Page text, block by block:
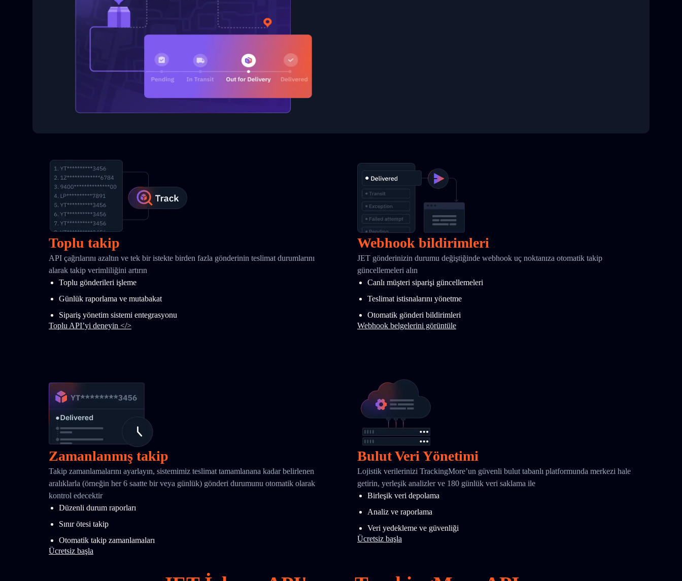
Toplu takip
API çağrılarını azaltın ve tek bir istekte birden fazla gönderinin teslimat durumlarını
alarak takip verimliliğini artırın
Toplu gönderileri işleme
Günlük raporlama ve mutabakat
Sipariş yönetim sistemi entegrasyonu
Toplu API’yi deneyin </>
Webhook bildirimleri
JET gönderinizin durumu değiştiğinde webhook uç noktanıza otomatik takip
güncellemeleri alın
Canlı müşteri siparişi güncellemeleri
Teslimat istisnalarını yönetme
Otomatik gönderi bildirimleri
Webhook belgelerini görüntüle
Zamanlanmış takip
Takip zamanlamalarını ayarlayın, sistemimiz teslimat tamamlanana kadar belirlenen
aralıklarla (örneğin her 6 saatte bir veya günlük) gönderi durumunu otomatik olarak
kontrol edecektir
Düzenli durum raporları
Sınır ötesi takip
Otomatik takip zamanlamaları
Ücretsiz başla
Bulut Veri Yönetimi
Lojistik verilerinizi TrackingMore’un güvenli bulut tabanlı platformunda merkezi hale
getirin, yerleşik analizler ve 180 günlük veri saklama ile
Birleşik veri depolama
Analiz ve raporlama
Veri yedekleme ve güvenliği
Ücretsiz başla